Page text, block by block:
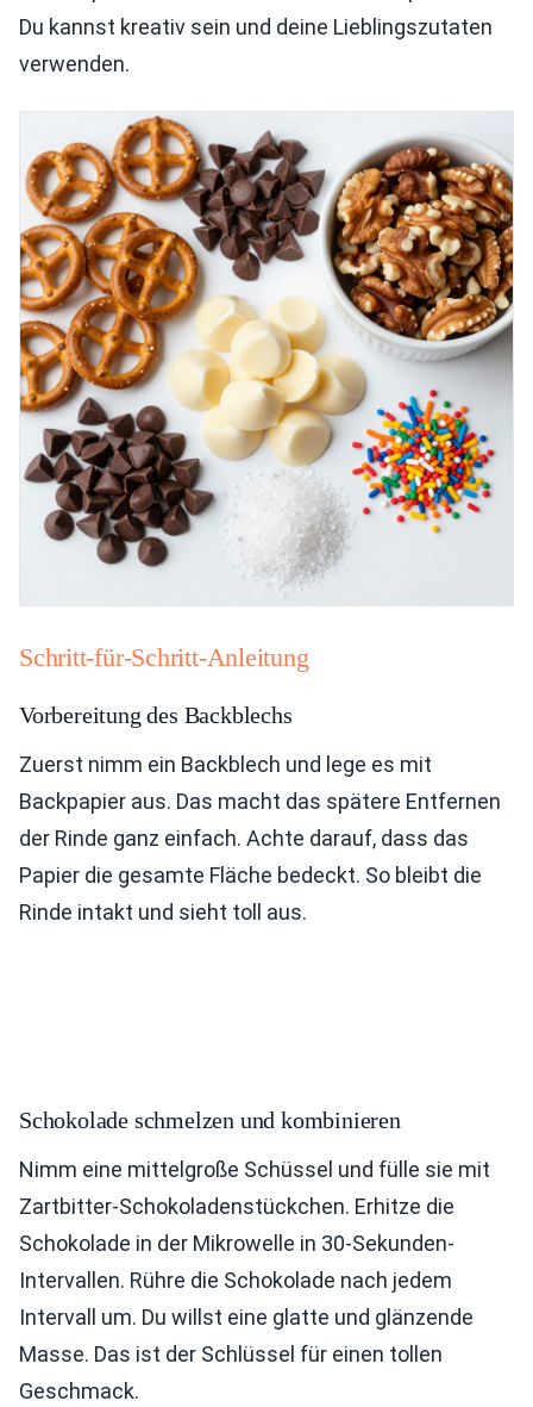
Du kannst kreativ sein und deine Lieblingszutaten
verwenden.
Schritt-für-Schritt-Anleitung
Vorbereitung des Backblechs
Zuerst nimm ein Backblech und lege es mit
Backpapier aus. Das macht das spätere Entfernen
der Rinde ganz einfach. Achte darauf, dass das
Papier die gesamte Fläche bedeckt. So bleibt die
Rinde intakt und sieht toll aus.
Schokolade schmelzen und kombinieren
Nimm eine mittelgroße Schüssel und fülle sie mit
Zartbitter-Schokoladenstückchen. Erhitze die
Schokolade in der Mikrowelle in 30-Sekunden-
Intervallen. Rühre die Schokolade nach jedem
Intervall um. Du willst eine glatte und glänzende
Masse. Das ist der Schlüssel für einen tollen
Geschmack.